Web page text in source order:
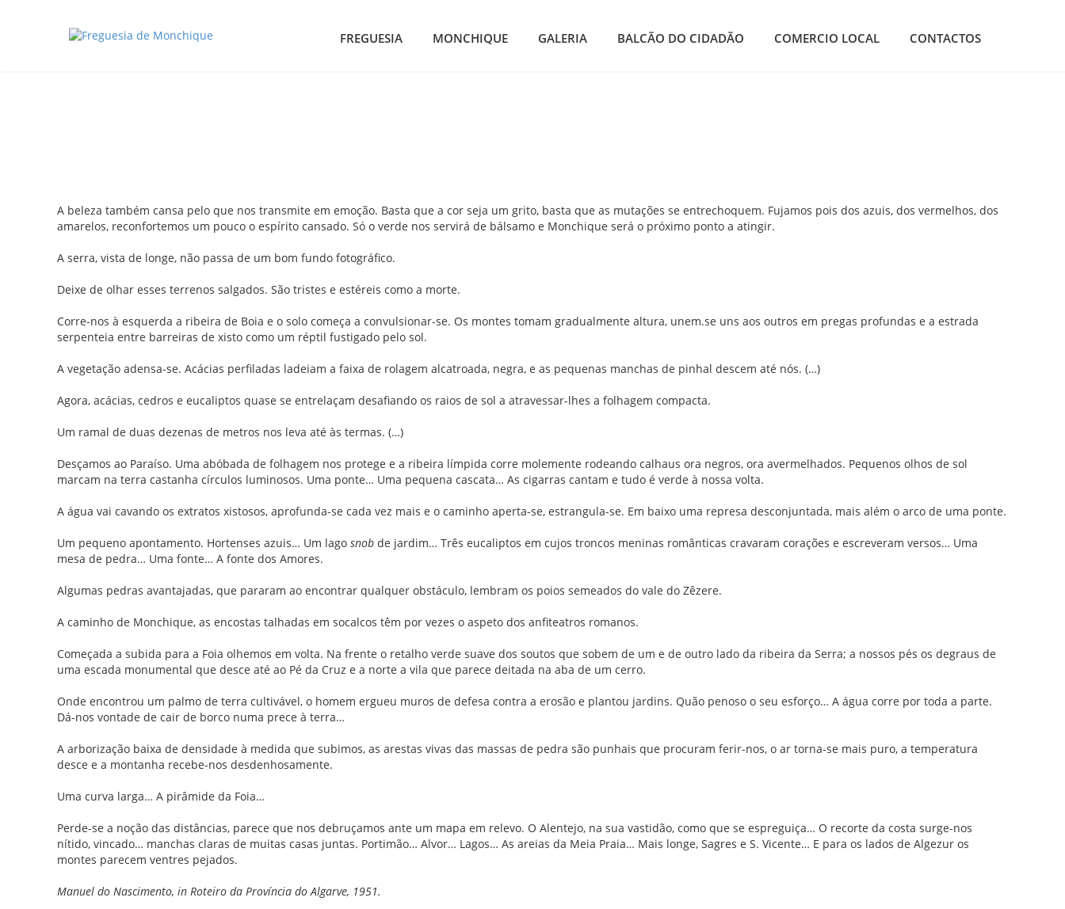
FREGUESIA MONCHIQUE GALERIA BALCÃO DO CIDADÃO COMERCIO LOCAL CONTACTOS
A beleza também cansa pelo que nos transmite em emoção. Basta que a cor seja um grito, basta que as mutações se entrechoquem. Fujamos pois dos azuis, dos vermelhos, dos
amarelos, reconfortemos um pouco o espírito cansado. Só o verde nos servirá de bálsamo e Monchique será o próximo ponto a atingir.
A serra, vista de longe, não passa de um bom fundo fotográfico.
Deixe de olhar esses terrenos salgados. São tristes e estéreis como a morte.
Corre-nos à esquerda a ribeira de Boia e o solo começa a convulsionar-se. Os montes tomam gradualmente altura, unem.se uns aos outros em pregas profundas e a estrada
serpenteia entre barreiras de xisto como um réptil fustigado pelo sol.
A vegetação adensa-se. Acácias perfiladas ladeiam a faixa de rolagem alcatroada, negra, e as pequenas manchas de pinhal descem até nós. (…)
Agora, acácias, cedros e eucaliptos quase se entrelaçam desafiando os raios de sol a atravessar-lhes a folhagem compacta.
Um ramal de duas dezenas de metros nos leva até às termas. (…)
Desçamos ao Paraíso. Uma abóbada de folhagem nos protege e a ribeira límpida corre molemente rodeando calhaus ora negros, ora avermelhados. Pequenos olhos de sol
marcam na terra castanha círculos luminosos. Uma ponte… Uma pequena cascata… As cigarras cantam e tudo é verde à nossa volta.
A água vai cavando os extratos xistosos, aprofunda-se cada vez mais e o caminho aperta-se, estrangula-se. Em baixo uma represa desconjuntada, mais além o arco de uma ponte.
Um pequeno apontamento. Hortenses azuis… Um lago snob de jardim… Três eucaliptos em cujos troncos meninas românticas cravaram corações e escreveram versos… Uma
mesa de pedra… Uma fonte… A fonte dos Amores.
Algumas pedras avantajadas, que pararam ao encontrar qualquer obstáculo, lembram os poios semeados do vale do Zêzere.
A caminho de Monchique, as encostas talhadas em socalcos têm por vezes o aspeto dos anfiteatros romanos.
Começada a subida para a Foia olhemos em volta. Na frente o retalho verde suave dos soutos que sobem de um e de outro lado da ribeira da Serra; a nossos pés os degraus de
uma escada monumental que desce até ao Pé da Cruz e a norte a vila que parece deitada na aba de um cerro.
Onde encontrou um palmo de terra cultivável, o homem ergueu muros de defesa contra a erosão e plantou jardins. Quão penoso o seu esforço… A água corre por toda a parte.
Dá-nos vontade de cair de borco numa prece à terra…
A arborização baixa de densidade à medida que subimos, as arestas vivas das massas de pedra são punhais que procuram ferir-nos, o ar torna-se mais puro, a temperatura
desce e a montanha recebe-nos desdenhosamente.
Uma curva larga… A pirâmide da Foia…
Perde-se a noção das distâncias, parece que nos debruçamos ante um mapa em relevo. O Alentejo, na sua vastidão, como que se espreguiça… O recorte da costa surge-nos
nítido, vincado… manchas claras de muitas casas juntas. Portimão… Alvor… Lagos… As areias da Meia Praia… Mais longe, Sagres e S. Vicente… E para os lados de Algezur os
montes parecem ventres pejados.
Manuel do Nascimento, in Roteiro da Província do Algarve, 1951.